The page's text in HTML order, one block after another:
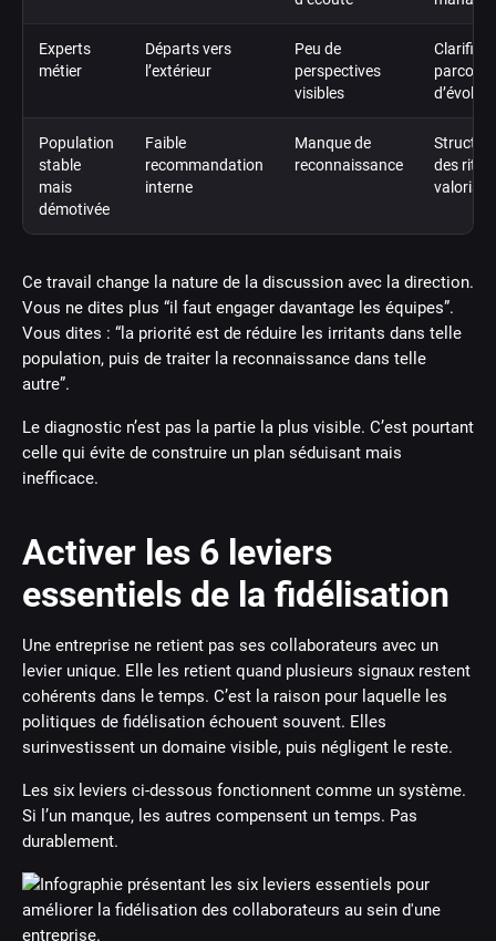
Experts
métier
Départs vers
l’extérieur
Peu de
perspectives
visibles
Clarifier
parcours
Population
stable
mais
démotivée
Faible
recommandation
interne
Manque de
reconnaissance
des
Ce travail change la nature de la discussion avec la direction.
Vous ne dites plus “il faut engager davantage les équipes”.
Vous dites : “la priorité est de réduire les irritants dans telle
population, puis de traiter la reconnaissance dans telle
autre”.
Le diagnostic n’est pas la partie la plus visible. C’est pourtant
celle qui évite de construire un plan séduisant mais
inefficace.
Activer les 6 leviers
essentiels de la fidélisation
Une entreprise ne retient pas ses collaborateurs avec un
levier unique. Elle les retient quand plusieurs signaux restent
cohérents dans le temps. C’est la raison pour laquelle les
politiques de fidélisation échouent souvent. Elles
surinvestissent un domaine visible, puis négligent le reste.
Les six leviers ci-dessous fonctionnent comme un système.
Si l’un manque, les autres compensent un temps. Pas
durablement.